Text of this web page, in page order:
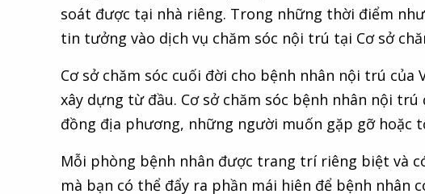
soát được tại nhà riêng. Trong những thời điểm
tin tưởng vào dịch vụ chăm sóc nội trú tại Cơ sở
Cơ sở chăm sóc cuối đời cho bệnh nhân nội trú của
xây dựng từ đầu. Cơ sở chăm sóc bệnh nhân nội
đồng địa phương, những người muốn gặp gỡ hoặc
Mỗi phòng bệnh nhân được trang trí riêng biệt và
mà bạn có thể đẩy ra phần mái hiên để bệnh